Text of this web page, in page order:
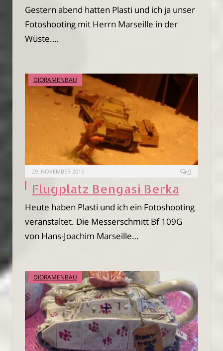
Gestern abend hatten Plasti und ich ja unser
Fotoshooting mit Herrn Marseille in der
Wüste.…
DIORAMENBAU
29. NOVEMBER 2015 0
Flugplatz Bengasi Berka
Heute haben Plasti und ich ein Fotoshooting
veranstaltet. Die Messerschmitt Bf 109G
von Hans-Joachim Marseille…
DIORAMENBAU